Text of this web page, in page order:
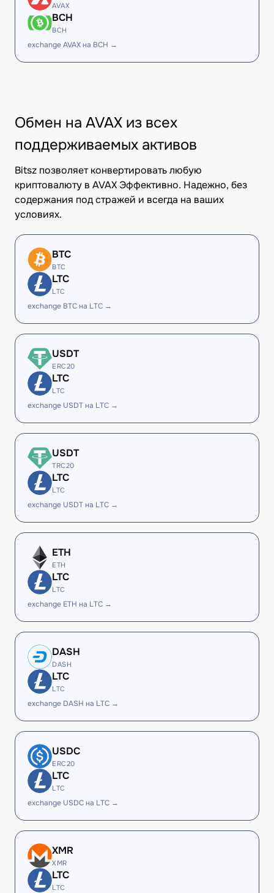
AVAX
BCH
BCH
exchange AVAX на BCH →
Обмен на AVAX из всех
поддерживаемых активов
Bitsz позволяет конвертировать любую
криптовалюту в AVAX Эффективно. Надежно, без
содержания под стражей и всегда на ваших
условиях.
BTC
BTC
LTC
LTC
exchange BTC на LTC →
USDT
ERC20
LTC
LTC
exchange USDT на LTC →
USDT
TRC20
LTC
LTC
exchange USDT на LTC →
ETH
ETH
LTC
LTC
exchange ETH на LTC →
DASH
DASH
LTC
LTC
exchange DASH на LTC →
USDC
ERC20
LTC
LTC
exchange USDC на LTC →
XMR
XMR
LTC
LTC